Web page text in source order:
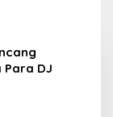
DJ